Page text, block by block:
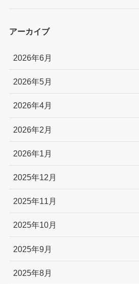
アーカイブ
2026年6月
2026年5月
2026年4月
2026年2月
2026年1月
2025年12月
2025年11月
2025年10月
2025年9月
2025年8月